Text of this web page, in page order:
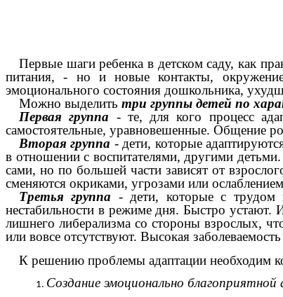
Первые шаги ребенка в детском саду, как
питания, - но и новые контакты,
эмоционального состояния дошкольника,
Можно выделить три группы детей по
Первая группа - те, для кого процесс
самостоятельные, уравновешенные. Общение
Вторая группа - дети, которые
в отношении с воспитателями, другими
сами, но по большей части зависят от
сменяются окриками, угрозами или
Третья группа - дети, которые с трудом
нестабильности в режиме дня. Быстро устают.
лишнего либерализма со стороны взрослых,
или вовсе отсутствуют. Высокая
К решению проблемы адаптации необходим
Создание эмоционально